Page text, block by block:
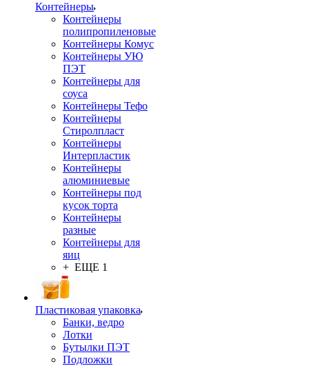
Контейнеры
Контейнеры
полипропиленовые
Контейнеры Комус
Контейнеры УЮ
ПЭТ
Контейнеры для
соуса
Контейнеры Тефо
Контейнеры
Стиролпласт
Контейнеры
Интерпластик
Контейнеры
алюминиевые
Контейнеры под
кусок торта
Контейнеры
разные
Контейнеры для
яиц
+ ЕЩЕ 1
Пластиковая упаковка
Банки, ведро
Лотки
Бутылки ПЭТ
Подложки